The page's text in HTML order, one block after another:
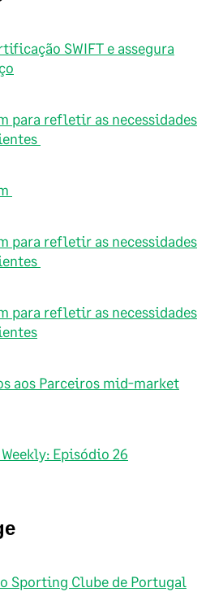
SWIFT e assegura
para refletir as necessidades
para refletir as necessidades
para refletir as necessidades
aos Parceiros mid-market
Episódio 26
Sporting Clube de Portugal